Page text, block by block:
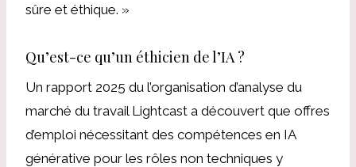
sûre et éthique. »
Qu’est-ce qu’un éthicien de l’IA ?
Un rapport 2025 du l’organisation d’analyse du
marché du travail Lightcast a découvert que offres
d’emploi nécessitant des compétences en IA
générative pour les rôles non techniques y